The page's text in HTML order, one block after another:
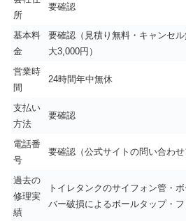
所
要確認
基本料
金
要確認（見積り無料・キャンセ
大3,000円）
営業時
間
24時間年中無休
支払い
方法
要確認
電話番
号
要確認（公式サイトの問い合わせ
過去の
修理実
績
トイレタンクのサイフォン管・
バー破損によるボールタップ・